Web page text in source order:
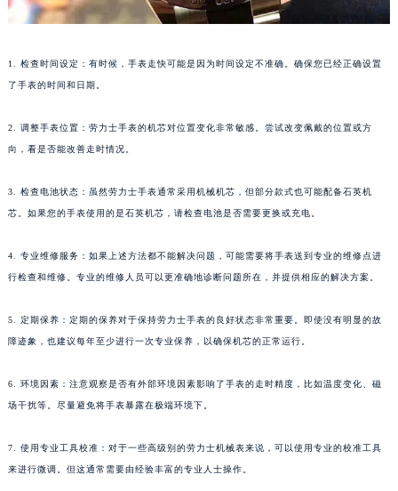
1. 检查时间设定：有时候，手表走快可能是因为时间设定不准确。确保您已经正确设置
了手表的时间和日期。
2. 调整手表位置：劳力士手表的机芯对位置变化非常敏感。尝试改变佩戴的位置或方
向，看是否能改善走时情况。
3. 检查电池状态：虽然劳力士手表通常采用机械机芯，但部分款式也可能配备石英机
芯。如果您的手表使用的是石英机芯，请检查电池是否需要更换或充电。
4. 专业维修服务：如果上述方法都不能解决问题，可能需要将手表送到专业的维修点进
行检查和维修。专业的维修人员可以更准确地诊断问题所在，并提供相应的解决方案。
5. 定期保养：定期的保养对于保持劳力士手表的良好状态非常重要。即使没有明显的故
障迹象，也建议每年至少进行一次专业保养，以确保机芯的正常运行。
6. 环境因素：注意观察是否有外部环境因素影响了手表的走时精度，比如温度变化、磁
场干扰等。尽量避免将手表暴露在极端环境下。
7. 使用专业工具校准：对于一些高级别的劳力士机械表来说，可以使用专业的校准工具
来进行微调。但这通常需要由经验丰富的专业人士操作。